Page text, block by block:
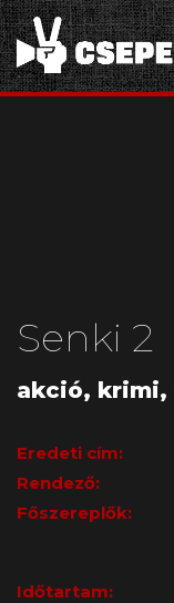
Senki 2
akció, krimi,
Eredeti cím:
Rendező:
Főszereplők:
Időtartam: